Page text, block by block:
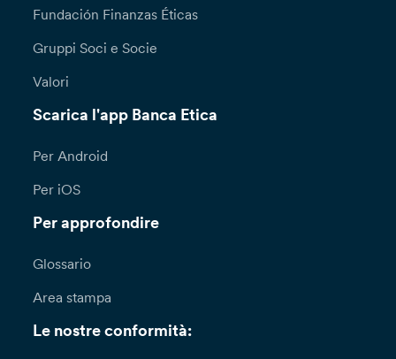
Fundación Finanzas Éticas
Gruppi Soci e Socie
Valori
Scarica l'app Banca Etica
Per Android
Per iOS
Per approfondire
Glossario
Area stampa
Le nostre conformità: